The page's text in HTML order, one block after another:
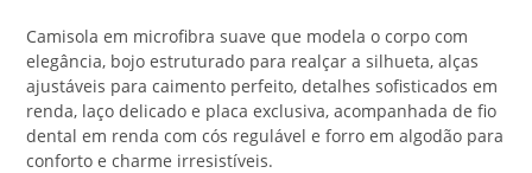
Camisola em microfibra suave que modela o corpo com
elegância, bojo estruturado para realçar a silhueta, alças
ajustáveis para caimento perfeito, detalhes sofisticados em
renda, laço delicado e placa exclusiva, acompanhada de fio
dental em renda com cós regulável e forro em algodão para
conforto e charme irresistíveis.